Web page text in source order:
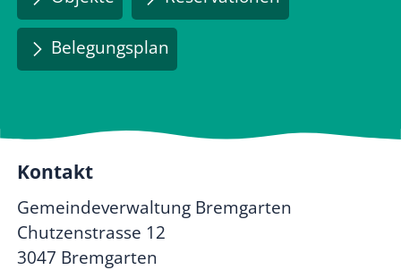
Belegungsplan
Kontakt
Gemeindeverwaltung Bremgarten
Chutzenstrasse 12
3047 Bremgarten